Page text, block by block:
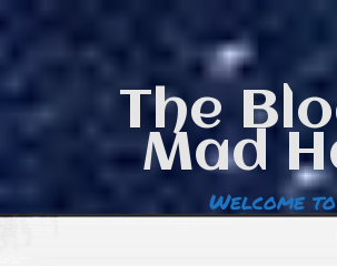
The
Mad
Welcome